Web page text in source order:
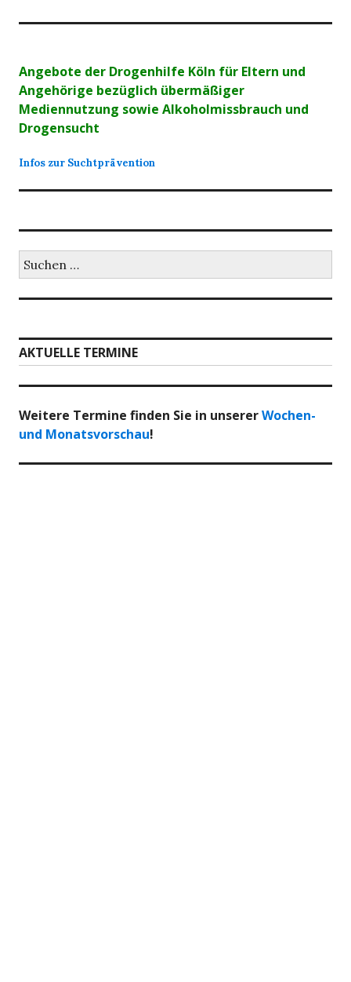
Angebote der Drogenhilfe Köln für Eltern und
Angehörige bezüglich übermäßiger
Mediennutzung sowie Alkoholmissbrauch und
Drogensucht
Infos zur Suchtprävention
nach:
AKTUELLE TERMINE
Weitere Termine finden Sie in unsererWochen-
und Monatsvorschau!